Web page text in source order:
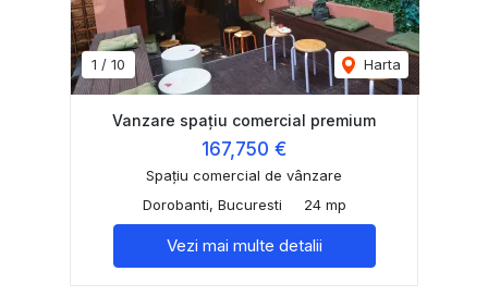
1 / 10 Harta
Vanzare spațiu comercial premium
167,750 €
Spațiu comercial de vânzare
Dorobanti, Bucuresti
24 mp
Vezi mai multe detalii